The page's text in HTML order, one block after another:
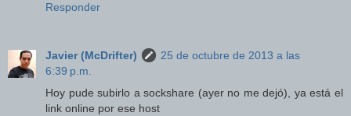
Responder
Javier (McDrifter)
25 de octubre de 2013 a las
6:39 p.m.
Hoy pude subirlo a sockshare (ayer no me dejó), ya está el
link online por ese host